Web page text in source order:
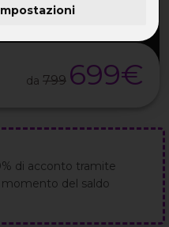
da 799 699€
di acconto tramite
del saldo